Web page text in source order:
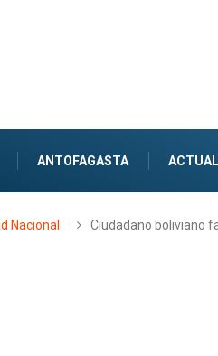
ANTOFAGASTA
Nacional Ciudadano boliviano